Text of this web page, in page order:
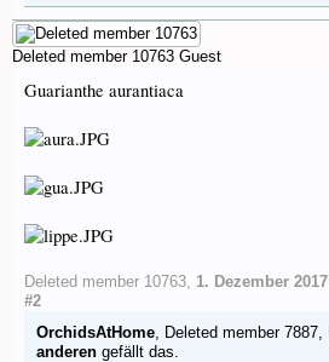
Deleted member 10763 Guest
Guarianthe aurantiaca
Deleted member 10763, 1. Dezember 2017
#2
OrchidsAtHome, Deleted member 7887,
anderen gefällt das.